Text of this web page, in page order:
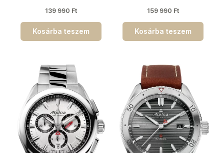
139 990 Ft
Kosárba teszem
159 990 Ft
Kosárba teszem